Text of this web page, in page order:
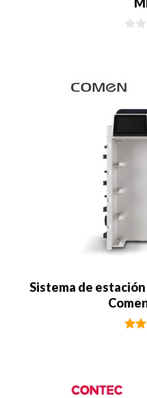
Sistema de